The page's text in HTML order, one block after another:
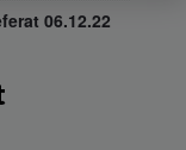
06.12.22